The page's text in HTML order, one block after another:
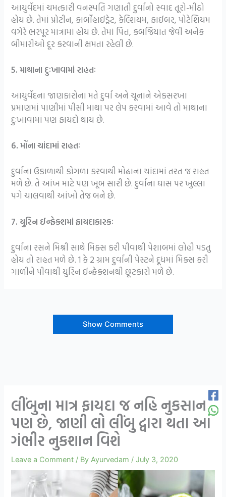
આયુર્વેદમાં ચમત્કારી વનસ્પતિ ગણાતી દુર્વાનો સ્વાદ તૂરો-મીઠો
હોય છે. તેમાં પ્રોટીન, કાર્બોહાઈડ્રેટ, કેલ્શિયમ, ફાઈબર, પોટેશિયમ
વગેરે ભરપૂર માત્રામાં હોય છે. તેમાં પિત્ત, કબજિયાત જેવી અનેક
બીમારીઓ દૂર કરવાની ક્ષમતા રહેલી છે.
5. માથાના દુઃખાવામાં રાહતઃ
આયુર્વેદના જાણકારોના મતે દુર્વા અને ચૂનાને એકસરખા
પ્રમાણમાં પાણીમાં પીસી માથા પર લેપ કરવામાં આવે તો માથાના
દુઃખાવામાં પણ ફાયદો થાય છે.
6. મોંના ચાંદામાં રાહતઃ
દુર્વાના ઉકાળાથી કોગળા કરવાથી મોઢાના ચાંદામાં તરત જ રાહત
મળે છે. તે આંખ માટે પણ ખૂબ સારી છે. દુર્વાના ઘાસ પર ખુલ્લા
પગે ચાલવાથી આંખો તેજ બને છે.
7. યુરિન ઈન્ફેક્શમાં ફાયદાકારકઃ
દુર્વાના રસને મિશ્રી સાથે મિક્સ કરી પીવાથી પેશાબમાં લોહી પડતુ
હોય તો રાહત મળે છે. 1 કે 2 ગ્રામ દુર્વાની પેસ્ટને દૂધમાં મિક્સ કરી
ગાળીને પીવાથી યુરિન ઈન્ફેક્શનથી છૂટકારો મળે છે.
Show Comments
લીંબુના માત્ર ફાયદા જ નહિ નુકસાન
પણ છે, જાણી લો લીંબુ દ્વારા થતા આ
ગંભીર નુકશાન વિશે
Leave a Comment / ByAyurvedam /July 3, 2020